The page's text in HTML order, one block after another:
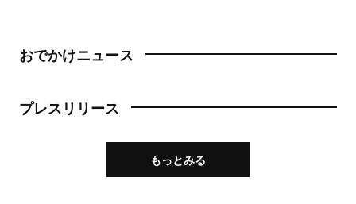
おでかけニュース
プレスリリース
もっとみる